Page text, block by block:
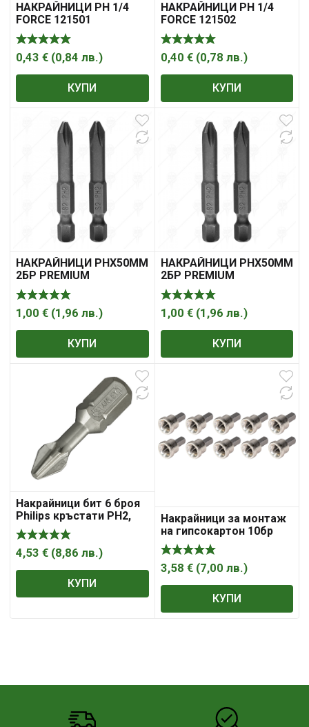
НАКРАЙНИЦИ PH 1/4
FORCE 121501
0,43 € (0,84 лв.)
КУПИ
НАКРАЙНИЦИ PH 1/4
FORCE 121502
0,40 € (0,78 лв.)
КУПИ
НАКРАЙНИЦИ PHX50ММ
2БР PREMIUM
1,00 € (1,96 лв.)
КУПИ
НАКРАЙНИЦИ PHX50ММ
2БР PREMIUM
1,00 € (1,96 лв.)
КУПИ
Накрайници бит 6 броя
Philips кръстати PH2,
1/4″, 25mm Gamme PRO
Stanley
4,53 € (8,86 лв.)
КУПИ
Накрайници за монтаж
на гипсокартон 10бр
TMP
3,58 € (7,00 лв.)
КУПИ